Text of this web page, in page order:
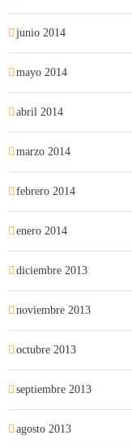
junio 2014
mayo 2014
abril 2014
marzo 2014
febrero 2014
enero 2014
diciembre 2013
noviembre 2013
octubre 2013
septiembre 2013
agosto 2013